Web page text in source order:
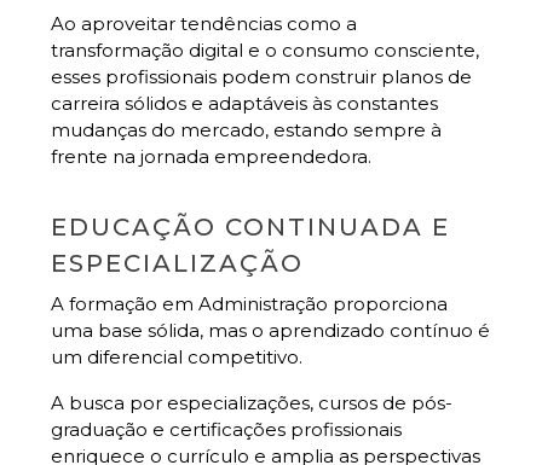
Ao aproveitar tendências como a
transformação digital e o consumo consciente,
esses profissionais podem construir planos de
carreira sólidos e adaptáveis às constantes
mudanças do mercado, estando sempre à
frente na jornada empreendedora.
EDUCAÇÃO CONTINUADA E
ESPECIALIZAÇÃO
A formação em Administração proporciona
uma base sólida, mas o aprendizado contínuo é
um diferencial competitivo.
A busca por especializações, cursos de pós-
graduação e certificações profissionais
enriquece o currículo e amplia as perspectivas